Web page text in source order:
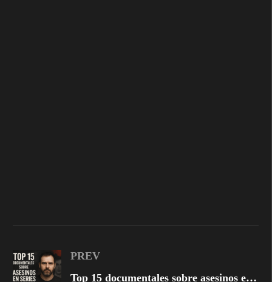
PREV
Top 15 documentales sobre asesinos en serie que no te puedes perder